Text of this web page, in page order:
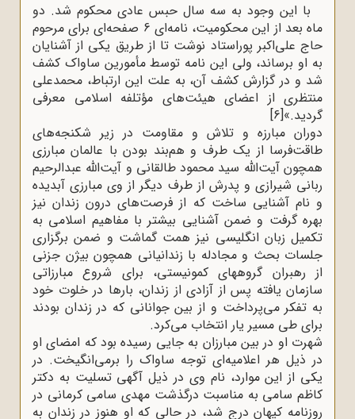
با این وجود به سه سال حبس عادی محکوم شد. دو
ماه بعد از این محکومیت، نامه‌ای 6 صفحه‌ای برای مرحوم
حاج علی‌اکبر پوراستاد نوشت تا از طریق یکی از آشنایان
به او برساند، ولی این نامه توسط مأمورین ساواک کشف
شد و در گزارش کشف آن، به علت این ارتباط، محمدعلی
منتظری از اعضای هیئت‌های مؤتلفه اسلامی معرفی
گردید.»[6]
دوران مبارزه و تلاش و مقاومت در زیر شکنجه‌های
طاقت‌فرسا از یک طرف و هم‌بند بودن با عالمان مبارزی
همچون آیت‌الله سید محمود طالقانی و آیت‌الله عبدالرحیم
ربانی شیرازی و پدرش از طرف دیگر از وی مبارزی آبدیده
و نام آشنایی ساخت که از فرصت‌های درون زندان نیز
بهره گرفت و ضمن آشنایی بیشتر با مفاهیم اسلامی به
تکمیل زبان انگلیسی نیز همت گماشت و ضمن برگزاری
جلسات بحث و مجادله با زندانیانی همچون بیژن جزنی
از رهبران گروههای کمونیستی، برای شروع مبارزاتی
سازمان یافته پس از آزادی از زندان، بارها در خلوت خود
به تفکر می‌پرداخت و از بین جوانانی که در زندان بودند
برای طی مسیر یار انتخاب می‌کرد.
شهرت او در بین مبارزان به جایی رسیده بود که امضای او
در ذیل هر اعلامیه‌ای توجه ساواک را برمی‌انگیخت. در
یکی از این موارد، نام وی در ذیل آگهی تسلیت به دکتر
کاظم سامی به مناسبت درگذشت مهدی سامی کرمانی در
روزنامه کیهان درج شد، در حالی که او هنوز در زندان به